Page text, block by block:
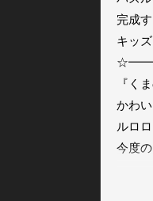
完成
キッ
『く
かわ
ルロ
今度